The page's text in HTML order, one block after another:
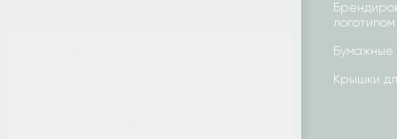
логотипом
Бумажные
Крышки